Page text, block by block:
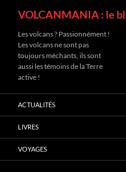
VOLCANMANIA : le
Les volcans ? Passionnément !
Les volcans ne sont pas
toujours méchants, ils sont
aussi les témoins de la Terre
active !
ACTUALITÉS
LIVRES
VOYAGES